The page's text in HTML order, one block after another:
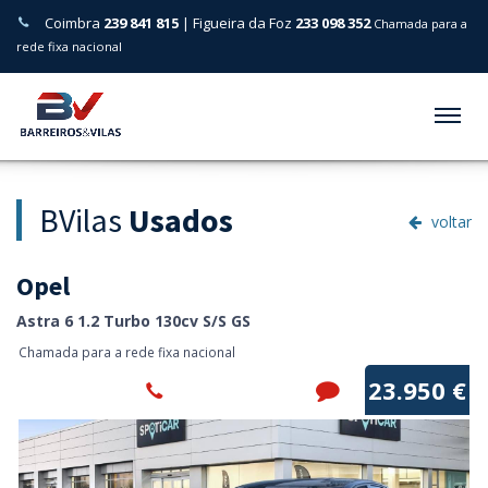
Coimbra 239 841 815 | Figueira da Foz 233 098 352Chamada para a
rede fixa nacional
Menu
BVilas Usados voltar
Opel
Astra 6 1.2 Turbo 130cv S/S GS
Chamada para a rede fixa nacional
23.950 €